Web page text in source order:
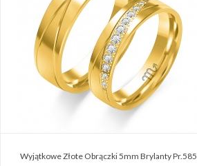
Wyjątkowe Złote Obrączki 5mm Brylanty Pr.585